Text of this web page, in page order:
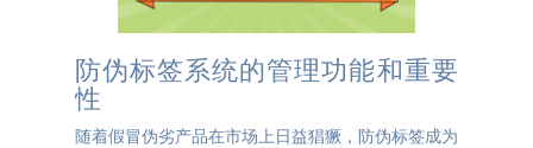
防伪标签系统的管理功能和重要
性
随着假冒伪劣产品在市场上日益猖獗，防伪标签成为